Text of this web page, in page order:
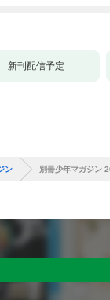
新刊配信予定
ン 別冊少年マガジン